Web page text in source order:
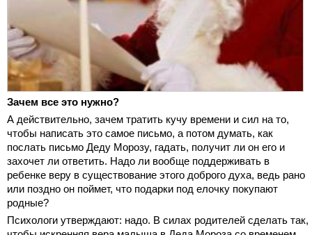
Зачем все это нужно?
А действительно, зачем тратить кучу времени и сил на то,
чтобы написать это самое письмо, а потом думать, как
послать письмо Деду Морозу, гадать, получит ли он его и
захочет ли ответить. Надо ли вообще поддерживать в
ребенке веру в существование этого доброго духа, ведь рано
или поздно он поймет, что подарки под елочку покупают
родные?
Психологи утверждают: надо. В силах родителей сделать так,